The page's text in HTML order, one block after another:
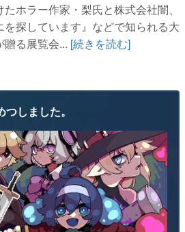
ホラー作家・梨氏と株式会社闇、
探しています』などで知られる大
る展覧会... [続きを読む]
しました。